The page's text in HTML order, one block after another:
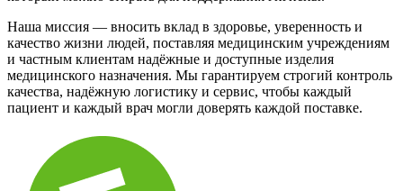
Наша миссия — вносить вклад в здоровье, уверенность и
качество жизни людей, поставляя медицинским учреждениям
и частным клиентам надёжные и доступные изделия
медицинского назначения. Мы гарантируем строгий контроль
качества, надёжную логистику и сервис, чтобы каждый
пациент и каждый врач могли доверять каждой поставке.